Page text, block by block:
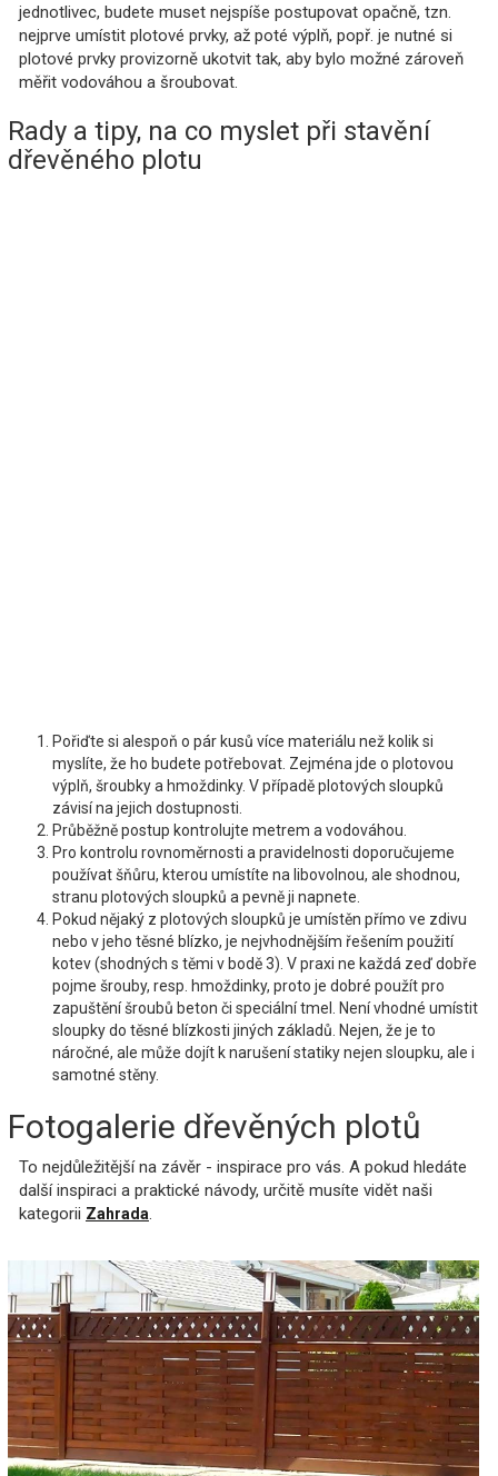
jednotlivec, budete muset nejspíše postupovat opačně, tzn.
nejprve umístit plotové prvky, až poté výplň, popř. je nutné si
plotové prvky provizorně ukotvit tak, aby bylo možné zároveň
měřit vodováhou a šroubovat.
Rady a tipy, na co myslet při stavění
dřevěného plotu
Pořiďte si alespoň o pár kusů více materiálu než kolik si
myslíte, že ho budete potřebovat. Zejména jde o plotovou
výplň, šroubky a hmoždinky. V případě plotových sloupků
závisí na jejich dostupnosti.
Průběžně postup kontrolujte metrem a vodováhou.
Pro kontrolu rovnoměrnosti a pravidelnosti doporučujeme
používat šňůru, kterou umístíte na libovolnou, ale shodnou,
stranu plotových sloupků a pevně ji napnete.
Pokud nějaký z plotových sloupků je umístěn přímo ve zdivu
nebo v jeho těsné blízko, je nejvhodnějším řešením použití
kotev (shodných s těmi v bodě 3). V praxi ne každá zeď dobře
pojme šrouby, resp. hmoždinky, proto je dobré použít pro
zapuštění šroubů beton či speciální tmel. Není vhodné umístit
sloupky do těsné blízkosti jiných základů. Nejen, že je to
náročné, ale může dojít k narušení statiky nejen sloupku, ale i
samotné stěny.
Fotogalerie dřevěných plotů
To nejdůležitější na závěr - inspirace pro vás. A pokud hledáte
další inspiraci a praktické návody, určitě musíte vidět naši
kategorii Zahrada.